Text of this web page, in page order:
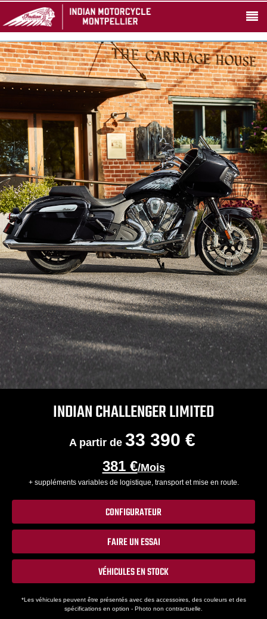
INDIAN CHALLENGER LIMITED
A partir de 33 390 €
381 €/Mois
+ suppléments variables de logistique, transport et mise en route.
CONFIGURATEUR
FAIRE UN ESSAI
VÉHICULES EN STOCK
*Les véhicules peuvent être présentés avec des accessoires, des couleurs et des
spécifications en option - Photo non contractuelle.